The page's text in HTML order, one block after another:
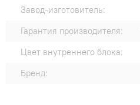
Завод-изготовитель:
Гарантия производителя:
Цвет внутреннего блока:
Бренд: